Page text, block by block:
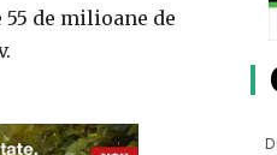
de milioane de